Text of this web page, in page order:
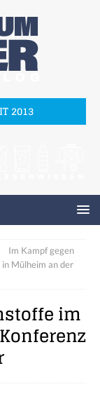
2013
Im Kampf gegen
Mülheim an der
im